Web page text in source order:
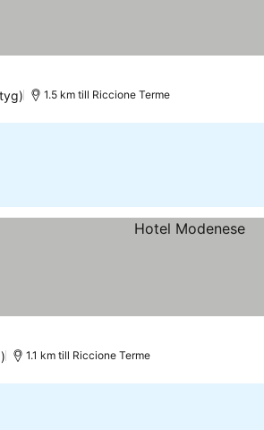
1.5 km till Riccione Terme
1.1 km till Riccione Terme